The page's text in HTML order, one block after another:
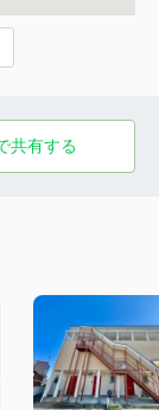
共有する